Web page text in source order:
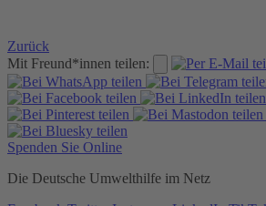
Zurück
Mit Freund*innen teilen:
Spenden Sie Online
Die Deutsche Umwelthilfe im Netz